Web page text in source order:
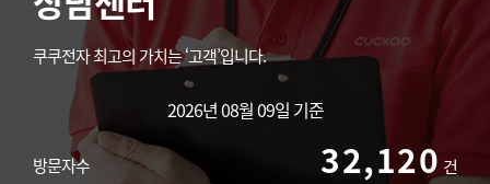
쿠쿠전자 최고의 가치는 ‘고객’입니다.
2026년 08월 09일 기준
방문자수 32,120 건